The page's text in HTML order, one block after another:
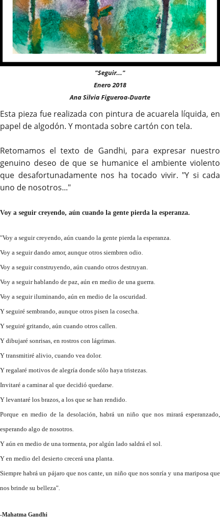
"Seguir..."
Enero 2018
Ana Silvia Figueroa-Duarte
Esta pieza fue realizada con pintura de acuarela líquida, en
papel de algodón. Y montada sobre cartón con tela.
Retomamos el texto de Gandhi, para expresar nuestro
genuino deseo de que se humanice el ambiente violento
que desafortunadamente nos ha tocado vivir. "Y si cada
uno de nosotros..."
Voy a seguir creyendo, aún cuando la gente pierda la esperanza.
"Voy a seguir creyendo, aún cuando la gente pierda la esperanza.
Voy a seguir dando amor, aunque otros siembren odio.
Voy a seguir construyendo, aún cuando otros destruyan.
Voy a seguir hablando de paz, aún en medio de una guerra.
Voy a seguir iluminando, aún en medio de la oscuridad.
Y seguiré sembrando, aunque otros pisen la cosecha.
Y seguiré gritando, aún cuando otros callen.
Y dibujaré sonrisas, en rostros con lágrimas.
Y transmitiré alivio, cuando vea dolor.
Y regalaré motivos de alegría donde sólo haya tristezas.
Invitaré a caminar al que decidió quedarse.
Y levantaré los brazos, a los que se han rendido.
Porque en medio de la desolación, habrá un niño que nos mirará esperanzado,
esperando algo de nosotros.
Y aún en medio de una tormenta, por algún lado saldrá el sol.
Y en medio del desierto crecerá una planta.
Siempre habrá un pájaro que nos cante, un niño que nos sonría y una mariposa que
nos brinde su belleza".
-Mahatma Gandhi